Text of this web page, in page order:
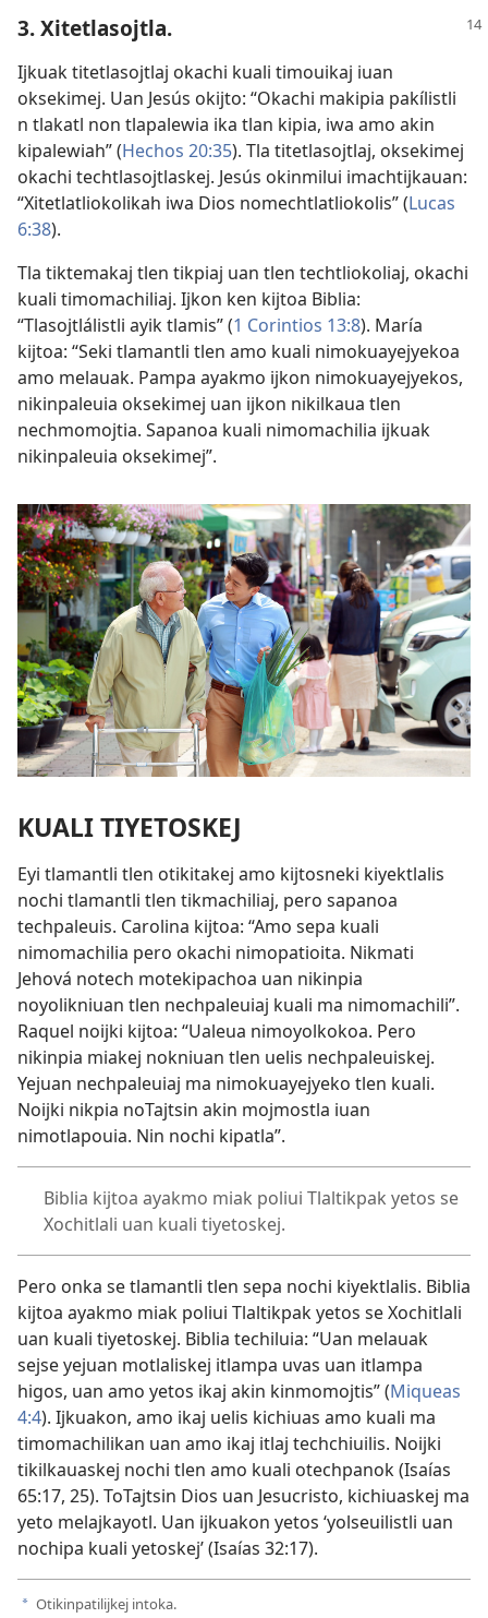
3. Xitetlasojtla.
Ijkuak titetlasojtlaj okachi kuali timouikaj iuan
oksekimej. Uan Jesús okijto: “Okachi makipia pakílistli
n tlakatl non tlapalewia ika tlan kipia, iwa amo akin
kipalewiah” (Hechos 20:35). Tla titetlasojtlaj, oksekimej
okachi techtlasojtlaskej. Jesús okinmilui imachtijkauan:
“Xitetlatliokolikah iwa Dios nomechtlatliokolis” (Lucas
6:38).
Tla tiktemakaj tlen tikpiaj uan tlen techtliokoliaj, okachi
kuali timomachiliaj. Ijkon ken kijtoa Biblia:
“Tlasojtlálistli ayik tlamis” (1 Corintios 13:8). María
kijtoa: “Seki tlamantli tlen amo kuali nimokuayejyekoa
amo melauak. Pampa ayakmo ijkon nimokuayejyekos,
nikinpaleuia oksekimej uan ijkon nikilkaua tlen
nechmomojtia. Sapanoa kuali nimomachilia ijkuak
nikinpaleuia oksekimej”.
KUALI TIYETOSKEJ
Eyi tlamantli tlen otikitakej amo kijtosneki kiyektlalis
nochi tlamantli tlen tikmachiliaj, pero sapanoa
techpaleuis. Carolina kijtoa: “Amo sepa kuali
nimomachilia pero okachi nimopatioita. Nikmati
Jehová notech motekipachoa uan nikinpia
noyolikniuan tlen nechpaleuiaj kuali ma nimomachili”.
Raquel noijki kijtoa: “Ualeua nimoyolkokoa. Pero
nikinpia miakej nokniuan tlen uelis nechpaleuiskej.
Yejuan nechpaleuiaj ma nimokuayejyeko tlen kuali.
Noijki nikpia noTajtsin akin mojmostla iuan
nimotlapouia. Nin nochi kipatla”.
Biblia kijtoa ayakmo miak poliui Tlaltikpak yetos se
Xochitlali uan kuali tiyetoskej.
Pero onka se tlamantli tlen sepa nochi kiyektlalis. Biblia
kijtoa ayakmo miak poliui Tlaltikpak yetos se Xochitlali
uan kuali tiyetoskej. Biblia techiluia: “Uan melauak
sejse yejuan motlaliskej itlampa uvas uan itlampa
higos, uan amo yetos ikaj akin kinmomojtis” (Miqueas
4:4). Ijkuakon, amo ikaj uelis kichiuas amo kuali ma
timomachilikan uan amo ikaj itlaj techchiuilis. Noijki
tikilkauaskej nochi tlen amo kuali otechpanok (Isaías
65:17, 25). ToTajtsin Dios uan Jesucristo, kichiuaskej ma
yeto melajkayotl. Uan ijkuakon yetos ‘yolseuilistli uan
nochipa kuali yetoskej’ (Isaías 32:17).
a Otikinpatilijkej intoka.